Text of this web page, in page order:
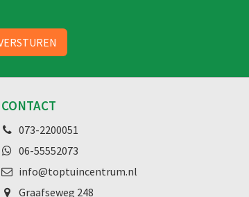
CONTACT
073-2200051
06-55552073
info@toptuincentrum.nl
Graafseweg 248